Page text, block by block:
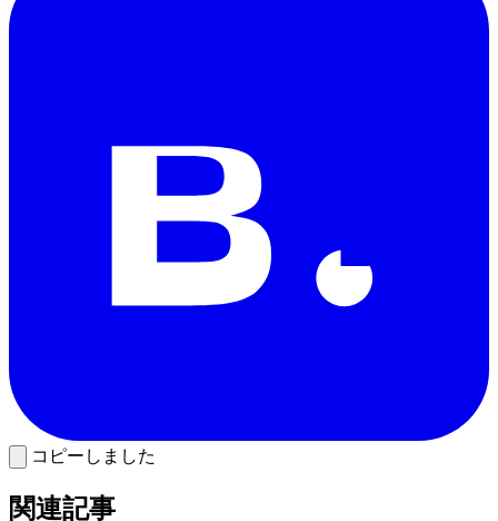
コピーしました
関連記事